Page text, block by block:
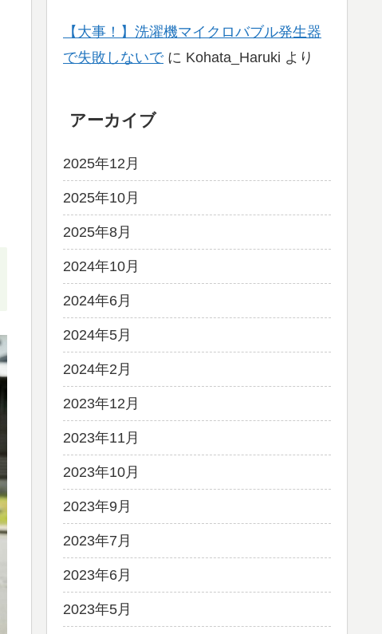
【大事！】洗濯機マイクロバブル発生器
で失敗しないでに Kohata_Haruki より
アーカイブ
2025年12月
2025年10月
2025年8月
2024年10月
2024年6月
2024年5月
2024年2月
2023年12月
2023年11月
2023年10月
2023年9月
2023年7月
2023年6月
2023年5月